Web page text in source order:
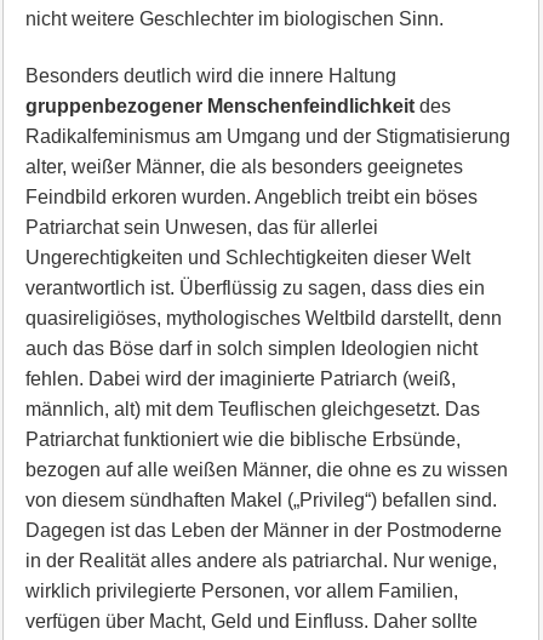
nicht weitere Geschlechter im biologischen Sinn.
Besonders deutlich wird die innere Haltung
gruppenbezogener Menschenfeindlichkeitdes
Radikalfeminismus am Umgang und der Stigmatisierung
alter, weißer Männer, die als besonders geeignetes
Feindbild erkoren wurden. Angeblich treibt ein böses
Patriarchat sein Unwesen, das für allerlei
Ungerechtigkeiten und Schlechtigkeiten dieser Welt
verantwortlich ist. Überflüssig zu sagen, dass dies ein
quasireligiöses, mythologisches Weltbild darstellt, denn
auch das Böse darf in solch simplen Ideologien nicht
fehlen. Dabei wird der imaginierte Patriarch (weiß,
männlich, alt) mit dem Teuflischen gleichgesetzt. Das
Patriarchat funktioniert wie die biblische Erbsünde,
bezogen auf alle weißen Männer, die ohne es zu wissen
von diesem sündhaften Makel („Privileg“) befallen sind.
Dagegen ist das Leben der Männer in der Postmoderne
in der Realität alles andere als patriarchal. Nur wenige,
wirklich privilegierte Personen, vor allem Familien,
verfügen über Macht, Geld und Einfluss. Daher sollte